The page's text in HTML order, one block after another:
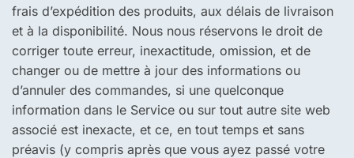
frais d’expédition des produits, aux délais de livraison
et à la disponibilité. Nous nous réservons le droit de
corriger toute erreur, inexactitude, omission, et de
changer ou de mettre à jour des informations ou
d’annuler des commandes, si une quelconque
information dans le Service ou sur tout autre site web
associé est inexacte, et ce, en tout temps et sans
préavis (y compris après que vous ayez passé votre